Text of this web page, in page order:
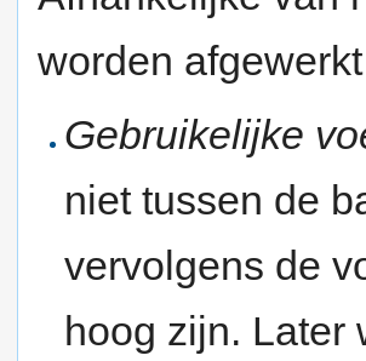
worden
Gebruikelijke
niet tussen de
vervolgens de
hoog zijn. Later